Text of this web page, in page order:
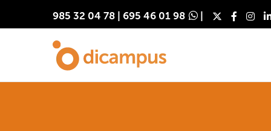
985 32 04 78 695 46 01 98